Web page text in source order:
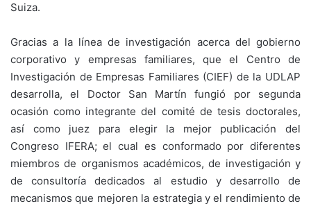
Suiza.
Gracias a la línea de investigación acerca del gobierno
corporativo y empresas familiares, que el Centro de
Investigación de Empresas Familiares (CIEF) de la UDLAP
desarrolla, el Doctor San Martín fungió por segunda
ocasión como integrante del comité de tesis doctorales,
así como juez para elegir la mejor publicación del
Congreso IFERA; el cual es conformado por diferentes
miembros de organismos académicos, de investigación y
de consultoría dedicados al estudio y desarrollo de
mecanismos que mejoren la estrategia y el rendimiento de